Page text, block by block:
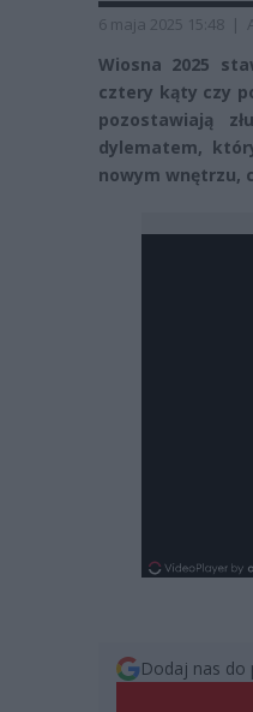
6 maja 2025 15:48 |
Wiosna 2025
cztery kąty czy
pozostawiają
dylematem,
nowym wnętrzu,
Dodaj nas do